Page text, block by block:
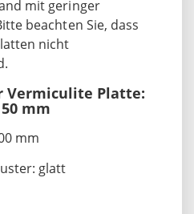
mit geringer
beachten Sie, dass
nicht
Vermiculite Platte:
mm
mm
glatt